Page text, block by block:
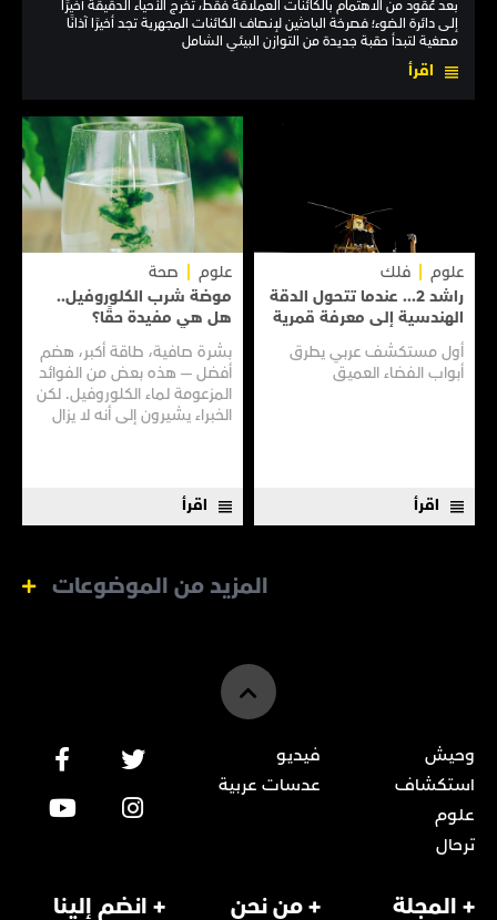
بعد عُقود من الاهتمام بالكائنات العملاقة فقط، تخرج الأحياء الدقيقة أخيرًا
إلى دائرة الضوء؛ فصرخة الباحثين لإنصاف الكائنات المجهرية تجد أخيرًا آذانًا
مصغية لتبدأ حقبة جديدة من التوازن البيئي الشامل
اقرأ
علوم
فلك
راشد 2... عندما تتحول الدقة
الهندسية إلى معرفة قمرية
أول مستكشف عربي يطرق
أبواب الفضاء العميق
اقرأ
علوم
صحة
موضة شرب الكلوروفيل..
هل هي مفيدة حقًا؟
بشرة صافية، طاقة أكبر، هضم
أفضل — هذه بعض من الفوائد
المزعومة لماء الكلوروفيل. لكن
الخبراء يشيرون إلى أنه لا يزال
اقرأ
المزيد من الموضوعات
وحيش
استكشاف
علوم
ترحال
فيديو
عدسات عربية
+ المجلة + من نحن + انضم إلينا